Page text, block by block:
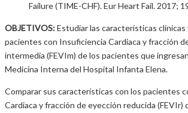
Failure (TIME-CHF). Eur Heart Fail. 2017;
OBJETIVOS:Estudiar las características
pacientes con Insuficiencia Cardiaca y fracción
intermedia (FEVIm) de los pacientes que
Medicina Interna del Hospital Infanta Elena.
Comparar sus características con los pacientes
Cardiaca y fracción de eyección reducida (FEVIr)